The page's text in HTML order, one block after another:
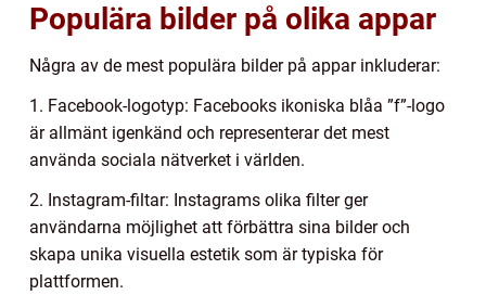
Populära bilder på olika appar
Några av de mest populära bilder på appar inkluderar:
1. Facebook-logotyp: Facebooks ikoniska blåa ”f”-logo
är allmänt igenkänd och representerar det mest
använda sociala nätverket i världen.
2. Instagram-filtar: Instagrams olika filter ger
användarna möjlighet att förbättra sina bilder och
skapa unika visuella estetik som är typiska för
plattformen.